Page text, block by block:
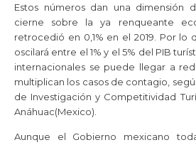
Estos números dan una dimensión
cierne sobre la ya renqueante
retrocedió en 0,1% en el 2019. Por lo
oscilará entre el 1% y el 5% del PIB
internacionales se puede llegar a
multiplican los casos de contagio,
de Investigación y Competitividad
Anáhuac(Mexico).
Aunque el Gobierno mexicano